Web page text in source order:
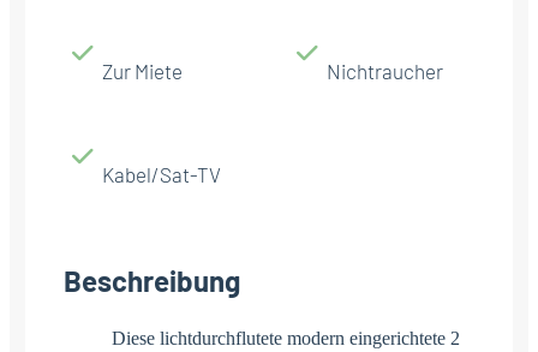
Zur Miete Nichtraucher
Kabel/Sat-TV
Beschreibung
Diese lichtdurchflutete modern eingerichtete 2